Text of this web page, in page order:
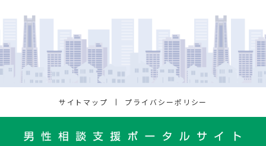
サイトマップ プライバシーポリシー